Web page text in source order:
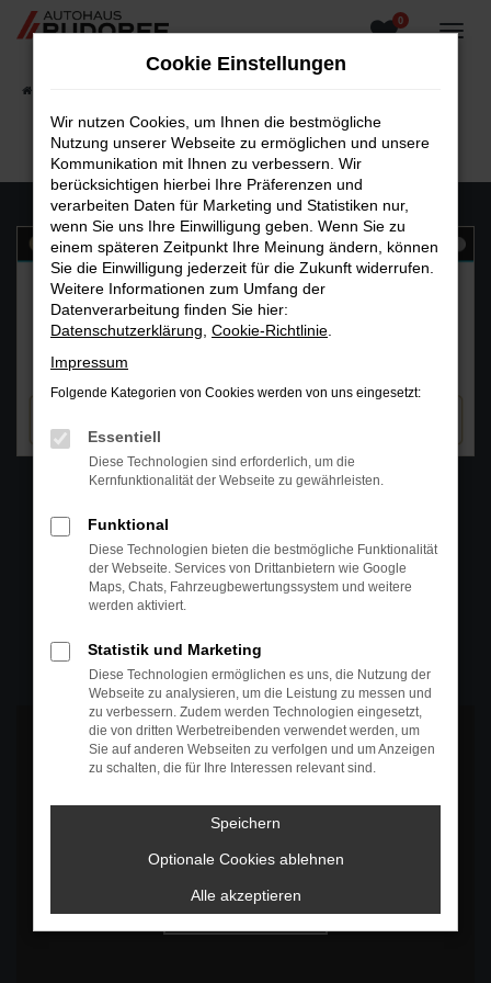
Zum
0
WhatsAPP
Telefon
+49 4295 557
Öffnungszeiten
MO-DO: 07:30 bis 18:00 Uhr
FR: 07:30 bis 17:30 Uhr
Es wird versucht, Inhalte vonwww.google.comzu laden. Dabei
können Daten an Dritte weitergegeben werden. Wenn Sie damit
Bestätigen
Cookie Einstellungen
Wir nutzen Cookies, um Ihnen die bestmögliche
Nutzung unserer Webseite zu ermöglichen und unsere
Kommunikation mit Ihnen zu verbessern. Wir
berücksichtigen hierbei Ihre Präferenzen und
verarbeiten Daten für Marketing und Statistiken nur,
wenn Sie uns Ihre Einwilligung geben. Wenn Sie zu
einem späteren Zeitpunkt Ihre Meinung ändern, können
Sie die Einwilligung jederzeit für die Zukunft widerrufen.
Weitere Informationen zum Umfang der
Datenverarbeitung finden Sie hier:
Datenschutzerklärung Cookie-Richtlinie
Impressum
Folgende Kategorien von Cookies werden von uns eingesetzt:
Essentiell
Diese Technologien sind erforderlich, um die
Kernfunktionalität der Webseite zu gewährleisten.
Funktional
Diese Technologien bieten die bestmögliche Funktionalität
der Webseite. Services von Drittanbietern wie Google
Maps, Chats, Fahrzeugbewertungssystem und weitere
werden aktiviert.
Statistik und Marketing
Diese Technologien ermöglichen es uns, die Nutzung der
Webseite zu analysieren, um die Leistung zu messen und
zu verbessern. Zudem werden Technologien eingesetzt,
die von dritten Werbetreibenden verwendet werden, um
Sie auf anderen Webseiten zu verfolgen und um Anzeigen
zu schalten, die für Ihre Interessen relevant sind.
Speichern
Optionale Cookies ablehnen
Alle akzeptieren